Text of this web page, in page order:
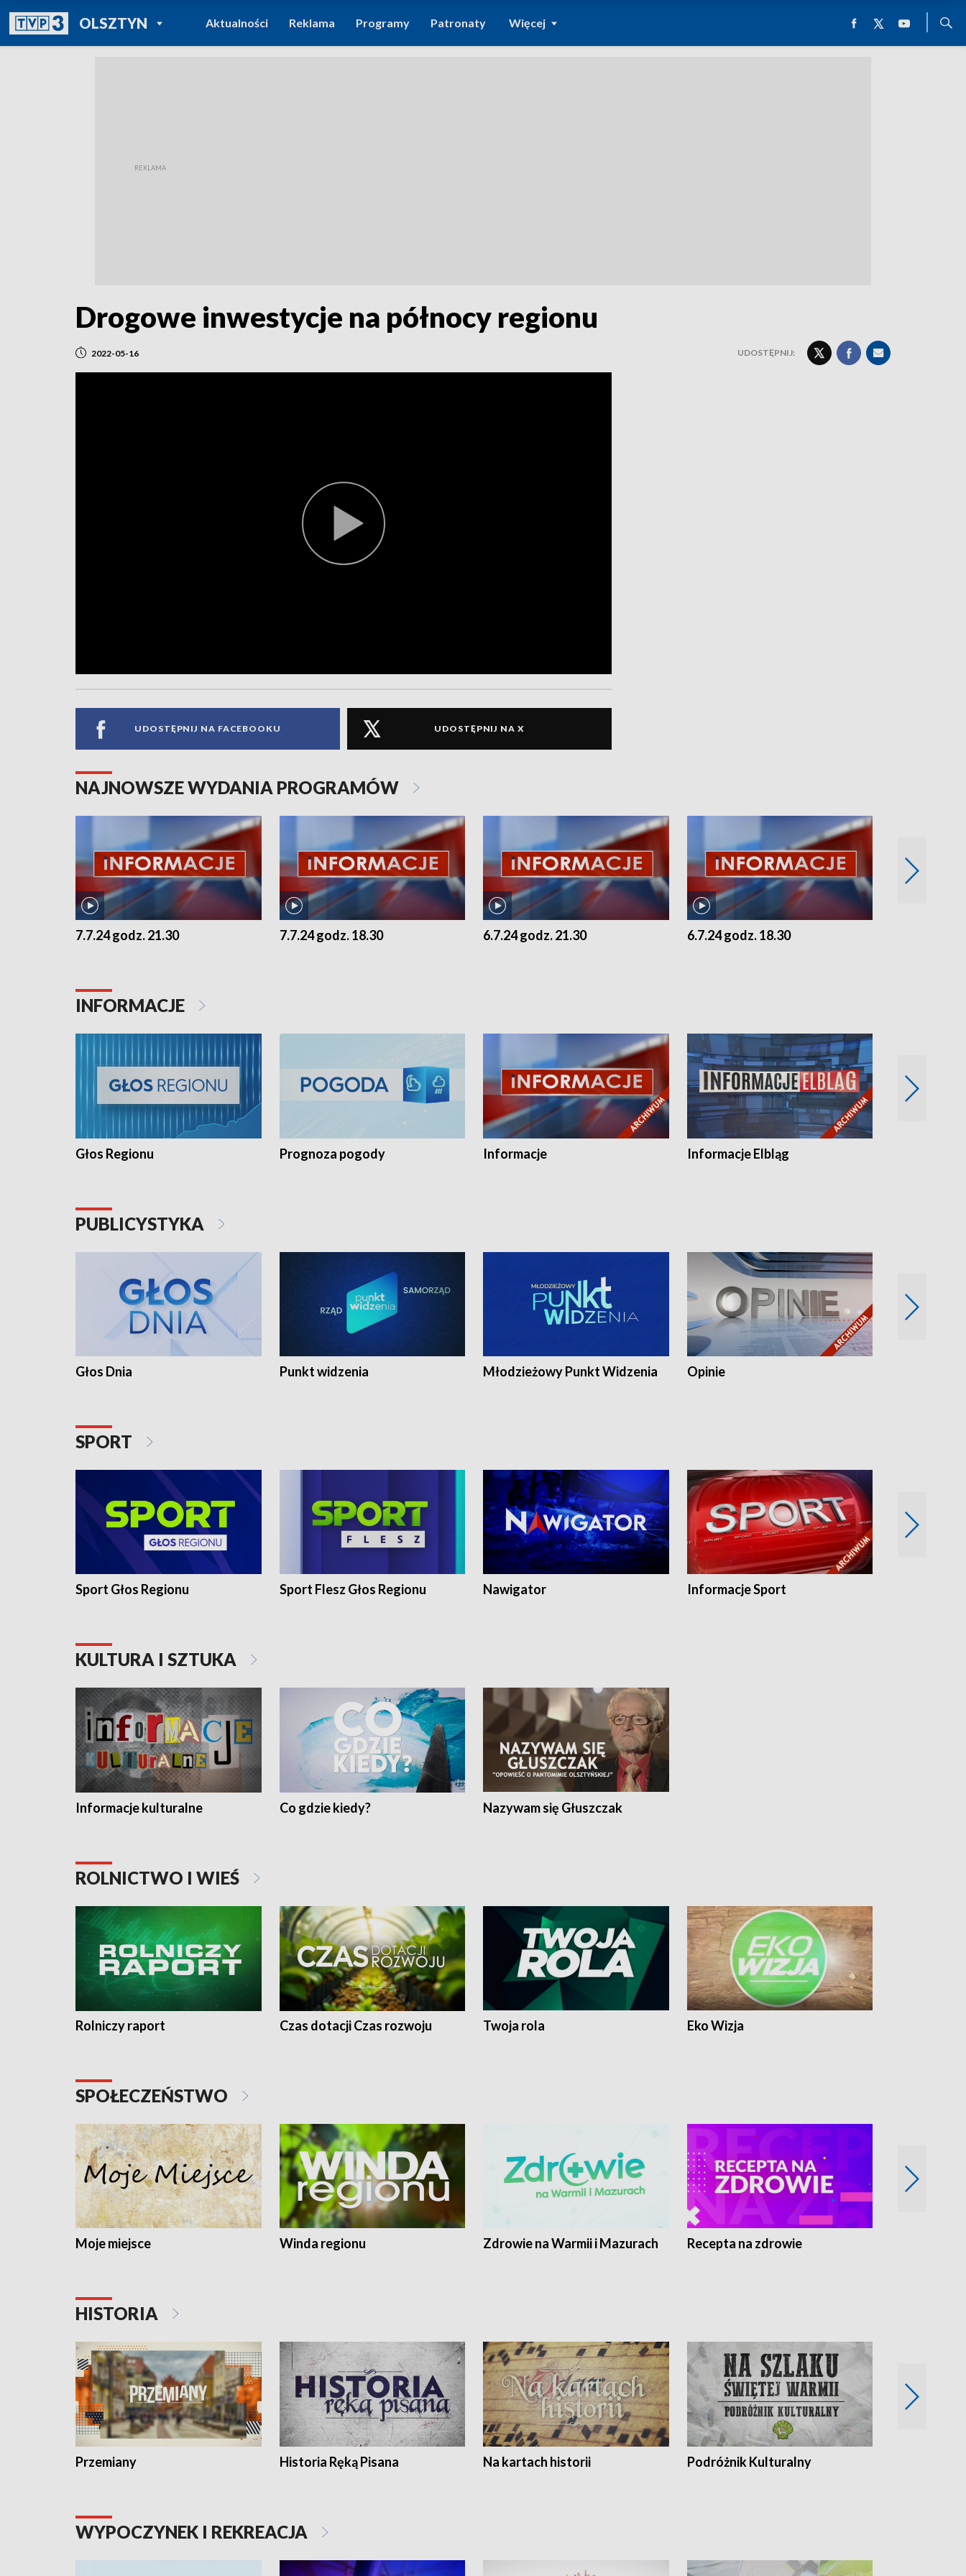
OLSZTYNPOWRÓT DO
TVP REGIONY
Aktualności Reklama Programy Patronaty Więcej
Drogowe inwestycje na północy regionu
2022-05-16 UDOSTĘPNIJ:
UDOSTĘPNIJ NA FACEBOOKU UDOSTĘPNIJ NA X
NAJNOWSZE WYDANIA PROGRAMÓW
7.7.24 godz. 21.30 7.7.24 godz. 18.30 6.7.24 godz. 21.30 6.7.24 godz. 18.30
INFORMACJE
Głos Regionu Prognoza pogody Informacje Informacje Elbląg
PUBLICYSTYKA
Głos Dnia Punkt widzenia Młodzieżowy Punkt Widzenia Opinie
SPORT
Sport Głos Regionu Sport Flesz Głos Regionu Nawigator Informacje Sport
KULTURA I SZTUKA
Informacje kulturalne Co gdzie kiedy? Nazywam się Głuszczak
ROLNICTWO I WIEŚ
Rolniczy raport Czas dotacji Czas rozwoju Twoja rola Eko Wizja
SPOŁECZEŃSTWO
Moje miejsce Winda regionu Zdrowie na Warmii i Mazurach Recepta na zdrowie
HISTORIA
Przemiany Historia Ręką Pisana Na kartach historii Podróżnik Kulturalny
WYPOCZYNEK I REKREACJA